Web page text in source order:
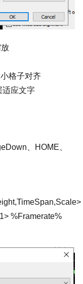
格子对齐
适应文字
、HOME、
%Framerate%